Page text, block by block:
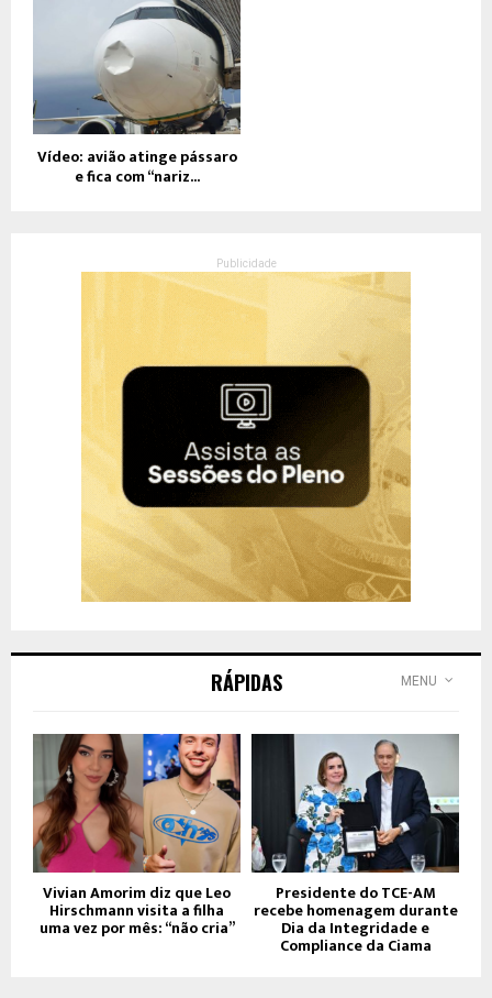
Vídeo: avião atinge pássaro
e fica com “nariz...
Publicidade
RÁPIDAS MENU
Vivian Amorim diz que Leo
Hirschmann visita a filha
uma vez por mês: “não cria”
Presidente do TCE-AM
recebe homenagem durante
Dia da Integridade e
Compliance da Ciama